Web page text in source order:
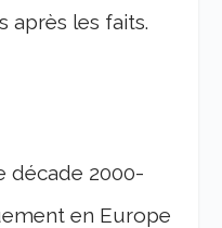
après les faits.
décade 2000-
en Europe